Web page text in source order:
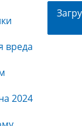
вреда
2024